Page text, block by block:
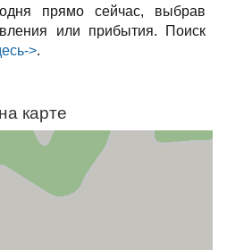
прямо сейчас, выбрав
или прибытия. Поиск
>.
карте